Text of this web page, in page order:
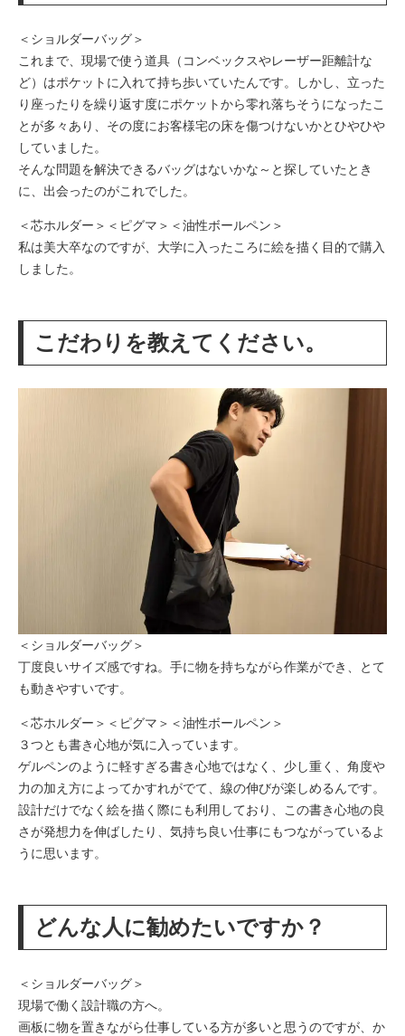
＜ショルダーバッグ＞
これまで、現場で使う道具（コンベックスやレーザー距離計な
ど）はポケットに入れて持ち歩いていたんです。しかし、立った
り座ったりを繰り返す度にポケットから零れ落ちそうになったこ
とが多々あり、その度にお客様宅の床を傷つけないかとひやひや
していました。
そんな問題を解決できるバッグはないかな～と探していたとき
に、出会ったのがこれでした。
＜芯ホルダー＞＜ピグマ＞＜油性ボールペン＞
私は美大卒なのですが、大学に入ったころに絵を描く目的で購入
しました。
こだわりを教えてください。
＜ショルダーバッグ＞
丁度良いサイズ感ですね。手に物を持ちながら作業ができ、とて
も動きやすいです。
＜芯ホルダー＞＜ピグマ＞＜油性ボールペン＞
３つとも書き心地が気に入っています。
ゲルペンのように軽すぎる書き心地ではなく、少し重く、角度や
力の加え方によってかすれがでて、線の伸びが楽しめるんです。
設計だけでなく絵を描く際にも利用しており、この書き心地の良
さが発想力を伸ばしたり、気持ち良い仕事にもつながっているよ
うに思います。
どんな人に勧めたいですか？
＜ショルダーバッグ＞
現場で働く設計職の方へ。
画板に物を置きながら仕事している方が多いと思うのですが、か